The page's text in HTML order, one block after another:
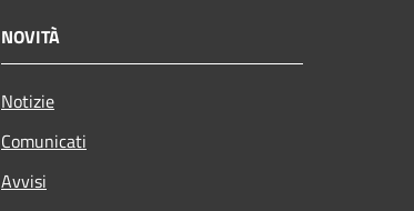
NOVITÀ
Notizie
Comunicati
Avvisi